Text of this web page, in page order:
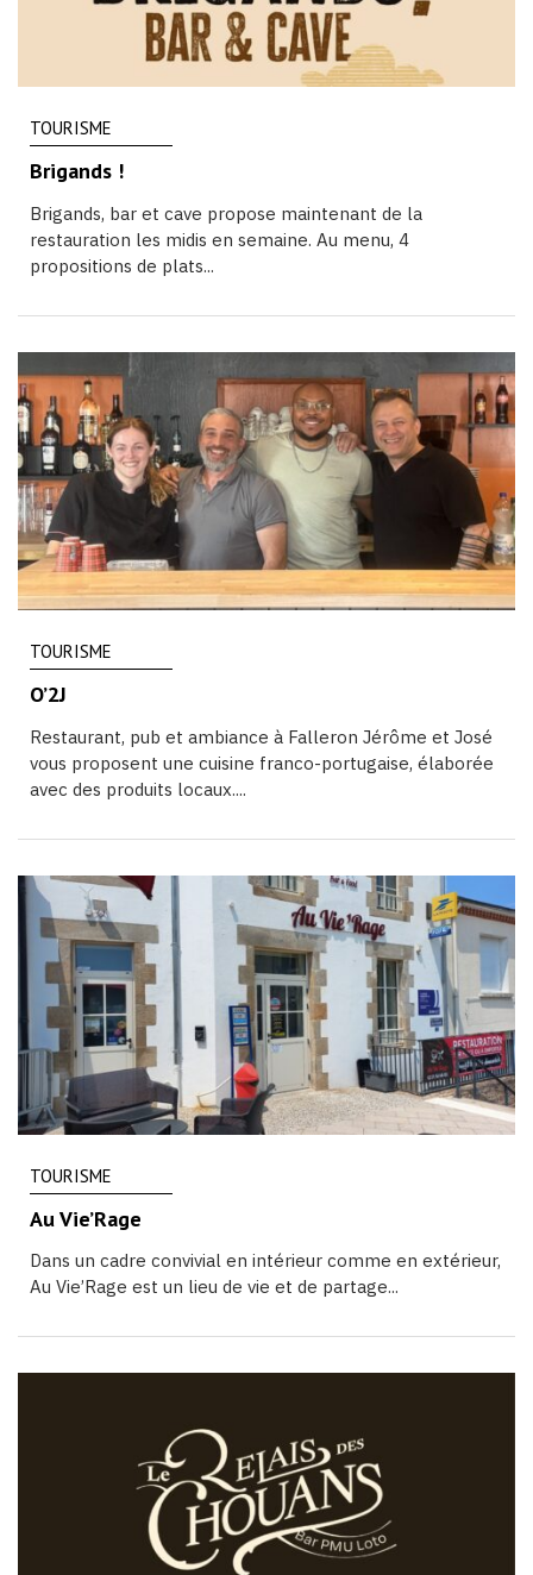
TOURISME
Brigands !
Brigands, bar et cave propose maintenant de la
restauration les midis en semaine. Au menu, 4
propositions de plats...
TOURISME
O’2J
Restaurant, pub et ambiance à Falleron Jérôme et José
vous proposent une cuisine franco-portugaise, élaborée
avec des produits locaux....
TOURISME
Au Vie’Rage
Dans un cadre convivial en intérieur comme en extérieur,
Au Vie’Rage est un lieu de vie et de partage...